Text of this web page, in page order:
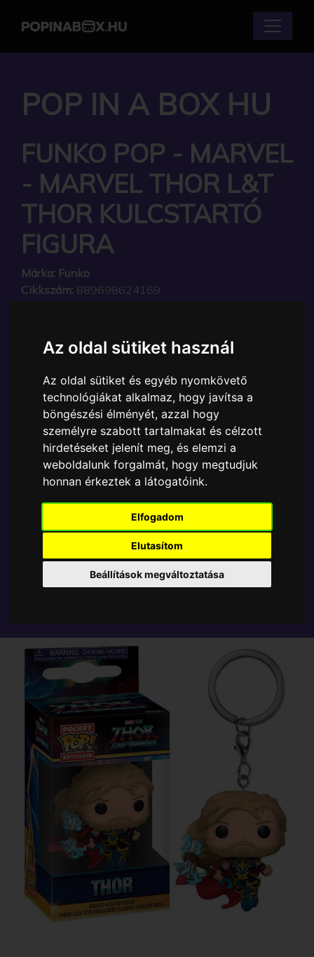
Az oldal sütiket használ
Az oldal sütiket és egyéb nyomkövető
technológiákat alkalmaz, hogy javítsa a
böngészési élményét, azzal hogy
személyre szabott tartalmakat és célzott
hirdetéseket jelenít meg, és elemzi a
weboldalunk forgalmát, hogy megtudjuk
honnan érkeztek a látogatóink.
Elfogadom
Elutasítom
Beállítások megváltoztatása
POP IN A BOX HU
FUNKO POP - MARVEL
- MARVEL THOR L&T
THOR KULCSTARTÓ
FIGURA
Márka: Funko
Cikkszám: 889698624169
A Funko POP - Marvel egyik népszerű terméke a
kulcstartó figura, amely ablakos csomagolásban azaz
- POP In a Box - várja új gazdáját.
A termék sajnos nem elérhető, nézd meg
MÁSOK MIT VESZNEK
Tetszik? Osszd meg másokkal!